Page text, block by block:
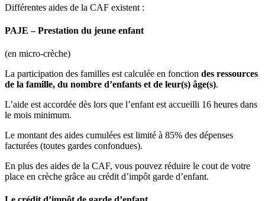
Différentes aides de la CAF existent :
PAJE – Prestation du jeune enfant
(en micro-crèche)
La participation des familles est calculée en fonction des ressources
de la famille, du nombre d’enfants et de leur(s) âge(s).
L’aide est accordée dès lors que l’enfant est accueilli 16 heures dans
le mois minimum.
Le montant des aides cumulées est limité à 85% des dépenses
facturées (toutes gardes confondues).
En plus des aides de la CAF, vous pouvez réduire le cout de votre
place en crèche grâce au crédit d’impôt garde d’enfant.